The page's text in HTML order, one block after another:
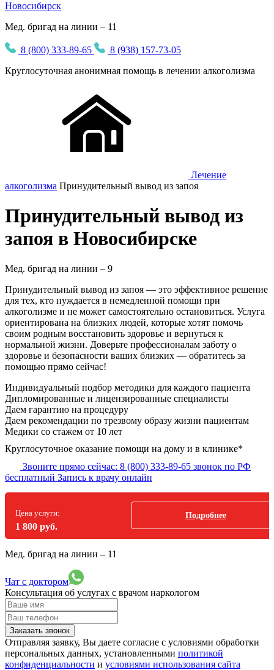
Новосибирск
Мед. бригад на линии – 11
8 (800) 333-89-65
8 (938) 157-73-05
Круглосуточная анонимная помощь в лечении алкоголизма
Лечение
алкоголизма Принудительный вывод из запоя
Принудительный вывод из
запоя в Новосибирске
Мед. бригад на линии – 9
Принудительный вывод из запоя — это эффективное решение
для тех, кто нуждается в немедленной помощи при
алкоголизме и не может самостоятельно остановиться. Услуга
ориентирована на близких людей, которые хотят помочь
своим родным восстановить здоровье и вернуться к
нормальной жизни. Доверьте профессионалам заботу о
здоровье и безопасности ваших близких — обратитесь за
помощью прямо сейчас!
Индивидуальный подбор методики для каждого пациента
Дипломированные и лицензированные специалисты
Даем гарантию на процедуру
Даем рекомендации по трезвому образу жизни пациентам
Медики со стажем от 10 лет
Круглосуточное оказание помощи на дому и в клинике*
Звоните прямо сейчас: 8 (800) 333-89-65 звонок по РФ
бесплатный Запись к врачу онлайн
Цена услуги:
1 800 руб.
Подробнее
Мед. бригад на линии – 11
Чат с доктором
Консультация об услугах с врачом наркологом
Заказать звонок
Отправляя заявку, Вы даете согласие с условиями обработки
персональных данных, установленными политикой
конфиденциальности и условиями использования сайта